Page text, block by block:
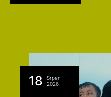
25
2026